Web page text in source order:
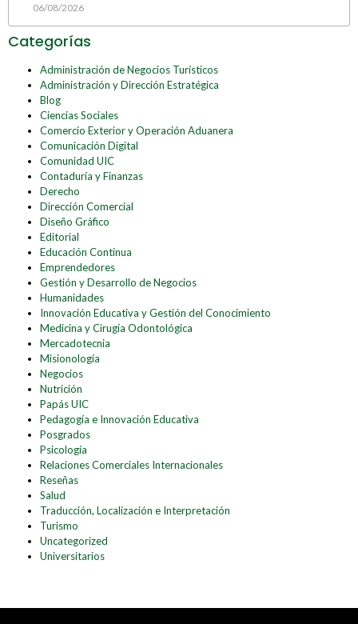
06/08/2026
Categorías
Administración de Negocios Turísticos
Administración y Dirección Estratégica
Blog
Ciencias Sociales
Comercio Exterior y Operación Aduanera
Comunicación Digital
Comunidad UIC
Contaduría y Finanzas
Derecho
Dirección Comercial
Diseño Gráfico
Editorial
Educación Continua
Emprendedores
Gestión y Desarrollo de Negocios
Humanidades
Innovación Educativa y Gestión del Conocimiento
Medicina y Cirugía Odontológica
Mercadotecnia
Misionología
Negocios
Nutrición
Papás UIC
Pedagogía e Innovación Educativa
Posgrados
Psicología
Relaciones Comerciales Internacionales
Reseñas
Salud
Traducción, Localización e Interpretación
Turismo
Uncategorized
Universitarios